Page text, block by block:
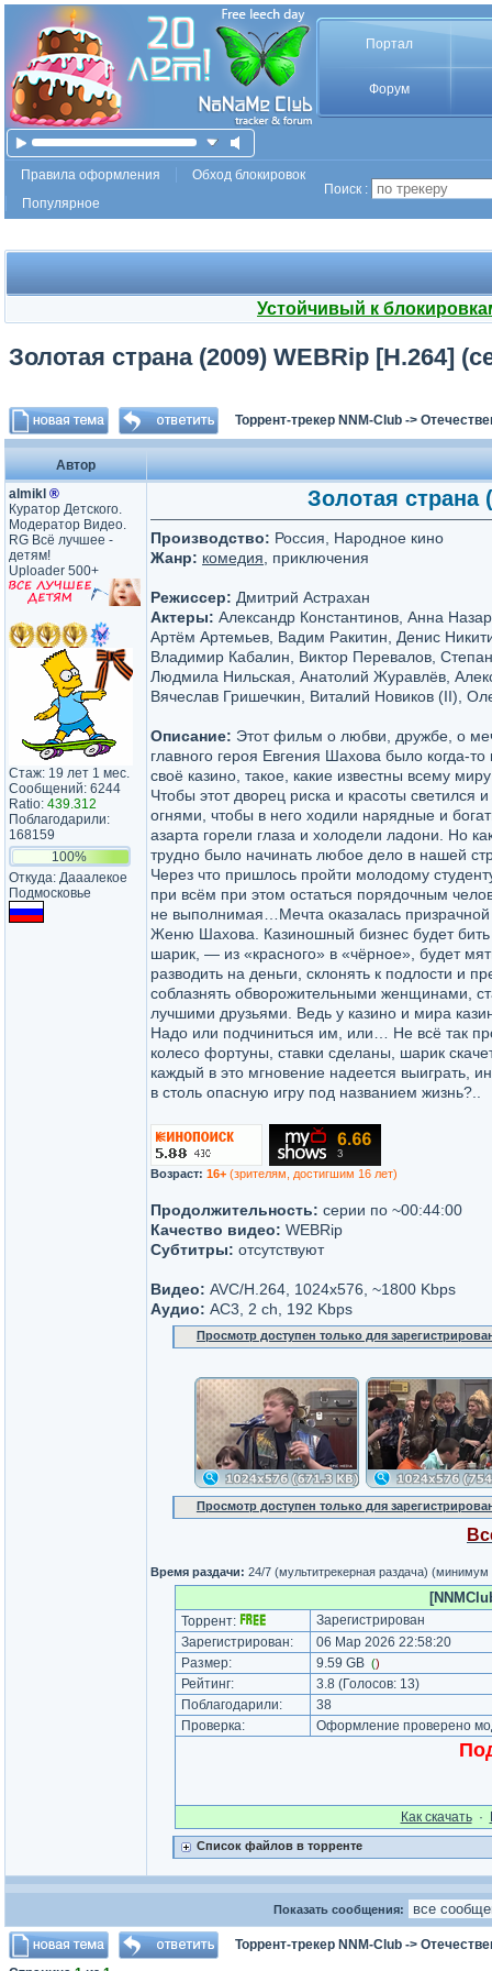
Портал
Форум
Правила оформления
Обход блокировок
Популярное
Поиск :
Устойчивый к
Золотая страна (2009) WEBRip [H.264]
Торрент-трекер NNM-Club ->
Автор
almikl ®
Куратор Детского.
Модератор Видео.
RG Всё лучшее -
детям!
Uploader 500+
Стаж: 19 лет 1 мес.
Сообщений: 6244
Ratio: 439.312
Поблагодарили:
168159
100%
Откуда: Дааалекое
Подмосковье
Золотая страна
Производство: Россия, Народное кино
Жанр: комедия , приключения
Режиссер: Дмитрий Астрахан
Актеры: Александр Константинов, Анна
Артём Артемьев, Вадим Ракитин, Денис
Владимир Кабалин, Виктор Перевалов,
Людмила Нильская, Анатолий Журавлёв,
Вячеслав Гришечкин, Виталий Новиков (II),
Описание: Этот фильм о любви, дружбе, о
главного героя Евгения Шахова было когда-то
своё казино, такое, какие известны всему
Чтобы этот дворец риска и красоты светился
огнями, чтобы в него ходили нарядные и
азарта горели глаза и холодели ладони. Но
трудно было начинать любое дело в нашей
Через что пришлось пройти молодому
при всём при этом остаться порядочным
не выполнимая…Мечта оказалась призрачной
Женю Шахова. Казиношный бизнес будет бить
шарик, — из «красного» в «чёрное», будет
разводить на деньги, склонять к подлости и
соблазнять обворожительными женщинами,
лучшими друзьями. Ведь у казино и мира
Надо или подчиниться им, или… Не всё так
колесо фортуны, ставки сделаны, шарик
каждый в это мгновение надеется выиграть,
в столь опасную игру под названием жизнь?..
Возраст: 16+ (зрителям, достигшим 16 лет)
Продолжительность: серии по ~00:44:00
Качество видео: WEBRip
Субтитры: отсутствуют
Видео: AVC/H.264, 1024x576, ~1800 Kbps
Аудио: AC3, 2 ch, 192 Kbps
Просмотр доступен только для
Просмотр доступен только для
Время раздачи: 24/7 (мультитрекерная раздача)
Торрент:
Зарегистрирован
Зарегистрирован:
06 Мар 2026 22:58:20
Размер:
9.59 GB ()
Рейтинг: 3.8 (Голосов: 13)
Поблагодарили:
38
Проверка:
Оформление проверено
Как cкачать·
Список файлов в торренте
Показать сообщения:
Торрент-трекер NNM-Club ->